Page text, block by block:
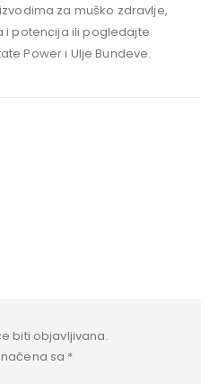
za muško zdravlje,
i potencija ili pogledajte
Power i Ulje Bundeve.
biti objavljivana.
sa *